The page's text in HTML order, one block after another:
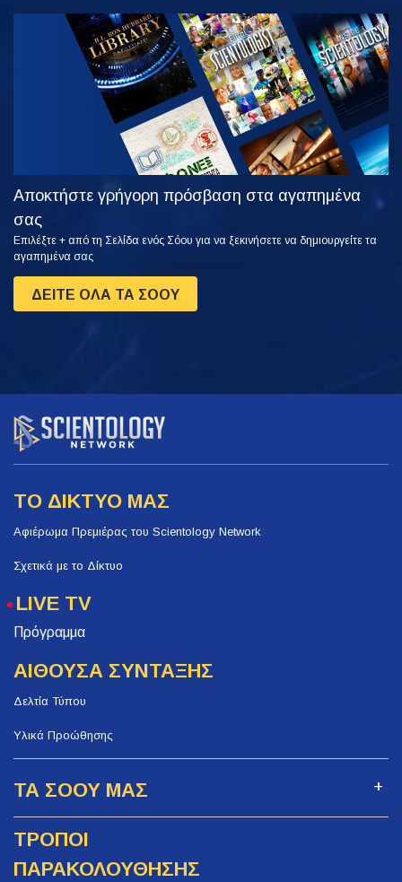
ΠΑΡΑΚΟΛΟΥΘΗΣΤΕ
ΕΞΕΡΕΥΝΗΣΤΕ
ΤΗ ΣΕΙΡΑ
Αποκτήστε γρήγορη πρόσβαση στα αγαπημένα
σας
Επιλέξτε + από τη Σελίδα ενός Σόου για να ξεκινήσετε να δημιουργείτε τα
αγαπημένα σας
ΔΕΙΤΕ ΟΛΑ ΤΑ ΣΟΟΥ
ΤΟ ΔΙΚΤΥΟ ΜΑΣ
Αφιέρωμα Πρεμιέρας του Scientology Network
Σχετικά με το Δίκτυο
LIVE TV
Πρόγραμμα
ΑΙΘΟΥΣΑ ΣΥΝΤΑΞΗΣ
Δελτία Τύπου
Υλικά Προώθησης
ΤΑ ΣΟΟΥ ΜΑΣ
ΤΡΟΠΟΙ
ΠΑΡΑΚΟΛΟΥΘΗΣΗΣ